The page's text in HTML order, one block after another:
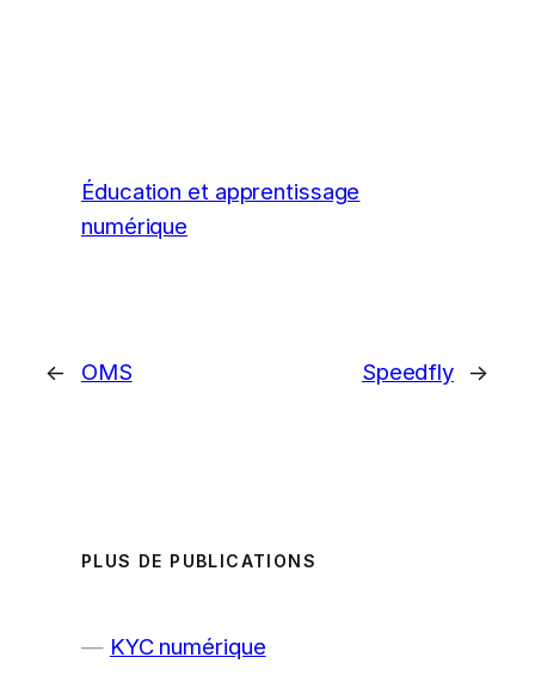
Éducation et apprentissage
numérique
← OMS Speedfly →
PLUS DE PUBLICATIONS
KYC numérique